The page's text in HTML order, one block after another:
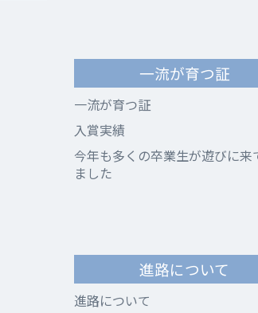
一流が育つ証
一流が育つ証
入賞実績
今年も多くの卒業生が遊びに来
ました
進路について
進路について